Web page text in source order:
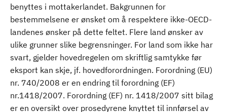
benyttes i mottakerlandet. Bakgrunnen for
bestemmelsene er ønsket om å respektere ikke-OECD-
landenes ønsker på dette feltet. Flere land ønsker av
ulike grunner slike begrensninger. For land som ikke har
svart, gjelder hovedregelen om skriftlig samtykke før
eksport kan skje, jf. hovedforordningen. Forordning (EU)
nr. 740/2008 er en endring til forordning (EF)
nr.1418/2007. Forordning (EF) nr. 1418/2007 sitt bilag
er en oversikt over prosedyrene knyttet til innførsel av